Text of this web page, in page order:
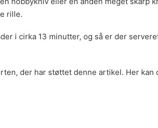
rille.
i cirka 13 minutter, og så er der
der har støttet denne artikel. Her kan